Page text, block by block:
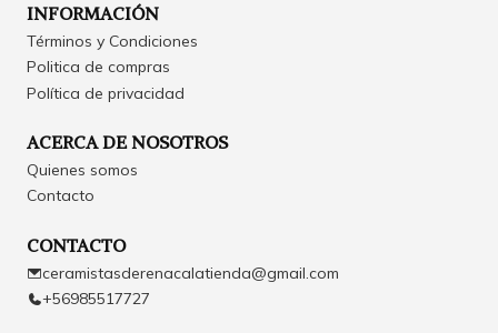
INFORMACIÓN
Términos y Condiciones
Politica de compras
Política de privacidad
ACERCA DE NOSOTROS
Quienes somos
Contacto
CONTACTO
ceramistasderenacalatienda@gmail.com
+56985517727